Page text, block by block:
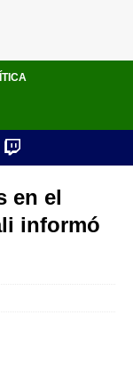
en el
informó